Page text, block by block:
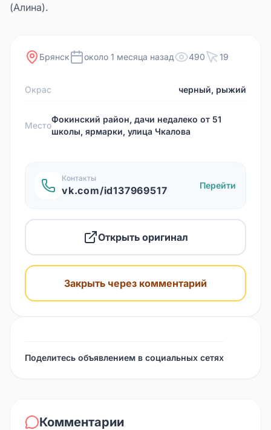
(Алина).
Брянск около 1 месяца назад 490 19
Окрас черный, рыжий
Место
Фокинский район, дачи недалеко от 51
школы, ярмарки, улица Чкалова
Контакты
vk.com/id137969517 Перейти
Открыть оригинал
Закрыть через комментарий
Поделитесь объявлением в социальных сетях
Комментарии